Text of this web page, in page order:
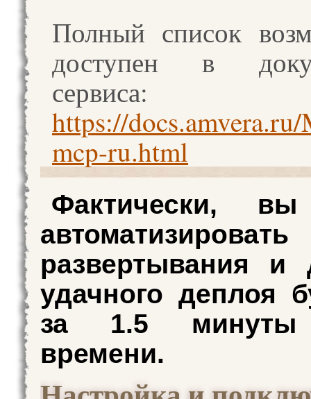
Полный список
доступен в
сервиса:
https://
mcp-ru.html
Фактически,
развертывания и
удачного деплоя
за 1.5 минуты
времени.